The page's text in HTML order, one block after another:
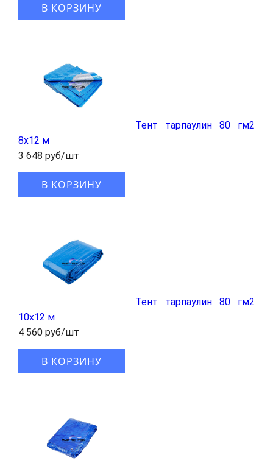
В КОРЗИНУ
Тент тарпаулин 80 гм2
8x12 м
3 648 руб/шт
В КОРЗИНУ
Тент тарпаулин 80 гм2
10x12 м
4 560 руб/шт
В КОРЗИНУ